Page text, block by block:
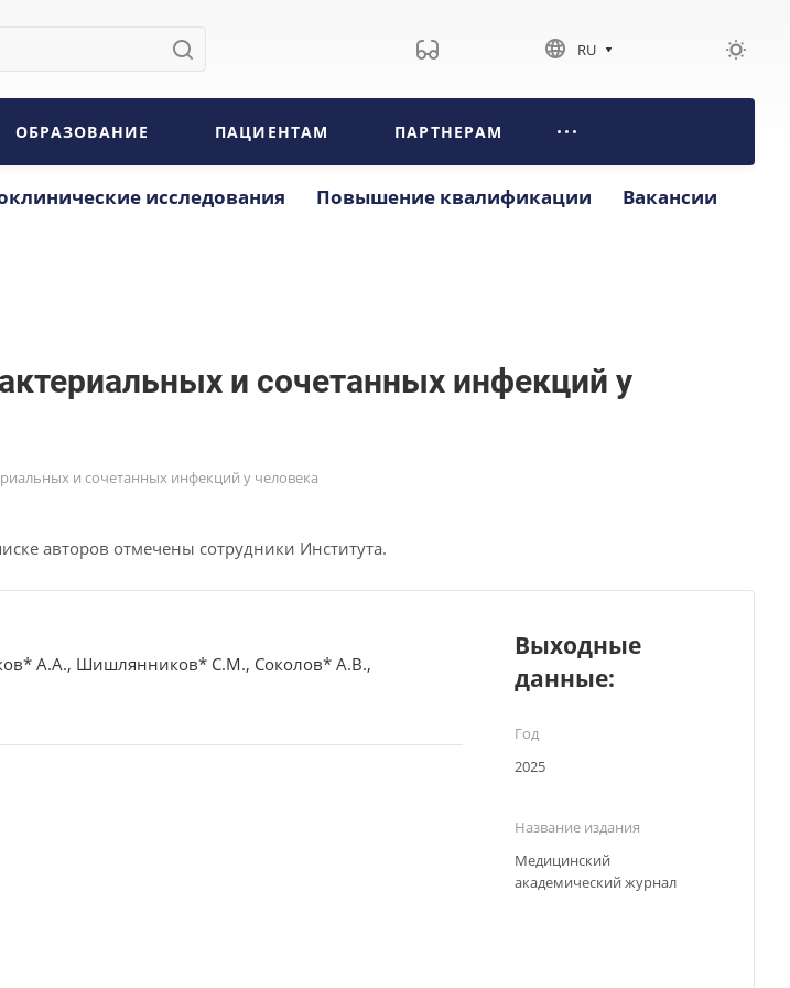
RU
ОБРАЗОВАНИЕ ПАЦИЕНТАМ ПАРТНЕРАМ
исследования Повышение квалификации Вакансии
и сочетанных инфекций у
и сочетанных инфекций у человека
авторов отмечены сотрудники Института.
А.А., Шишлянников* С.М., Соколов* А.В.,
Выходные
данные:
Год
2025
Название издания
Медицинский
академический журнал